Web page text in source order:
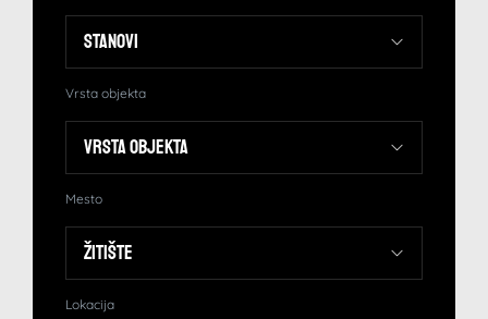
Vrsta objekta
Mesto
Lokacija